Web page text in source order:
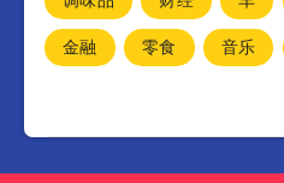
金融
零食 音乐